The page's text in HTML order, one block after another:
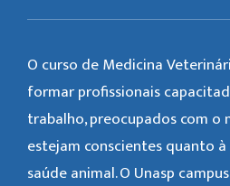
O curso de Medicina
formar profissionais
trabalho, preocupados com o
estejam conscientes quanto
saúde animal. O Unasp